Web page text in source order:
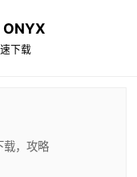
ONYX
下载
载，攻略